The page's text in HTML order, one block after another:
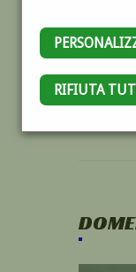
RIFIUTA